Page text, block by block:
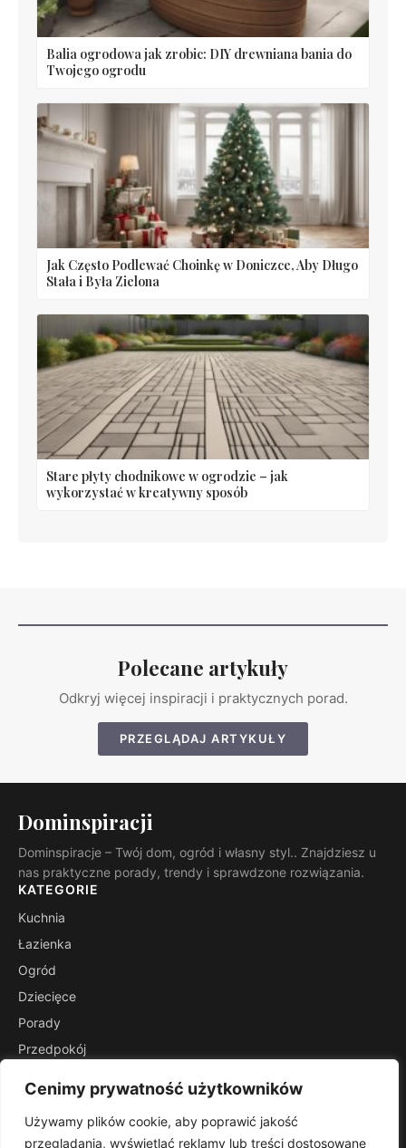
Cenimy prywatność użytkowników
Używamy plików cookie, aby poprawić jakość
przeglądania, wyświetlać reklamy lub treści dostosowane
Balia ogrodowa jak zrobic: DIY drewniana bania do
Twojego ogrodu
Jak Często Podlewać Choinkę w Doniczce, Aby Długo
Stała i Była Zielona
Stare płyty chodnikowe w ogrodzie – jak
wykorzystać w kreatywny sposób
Polecane artykuły
Odkryj więcej inspiracji i praktycznych porad.
PRZEGLĄDAJ ARTYKUŁY
Dominspiracji
Dominspiracje – Twój dom, ogród i własny styl.. Znajdziesz u
nas praktyczne porady, trendy i sprawdzone rozwiązania.
KATEGORIE
Kuchnia
Łazienka
Ogród
Dziecięce
Porady
Przedpokój
INFORMACJE